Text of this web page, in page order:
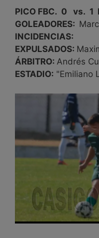
PICO FBC. 0 vs. 1
GOLEADORES:
INCIDENCIAS:
EXPULSADOS:
ÁRBITRO: Andrés
ESTADIO: "Emiliano